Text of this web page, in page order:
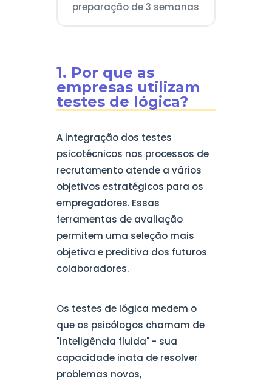
preparação de 3 semanas
1. Por que as
empresas utilizam
testes de lógica?
A integração dos testes
psicotécnicos nos processos de
recrutamento atende a vários
objetivos estratégicos para os
empregadores. Essas
ferramentas de avaliação
permitem uma seleção mais
objetiva e preditiva dos futuros
colaboradores.
Os testes de lógica medem o
que os psicólogos chamam de
"inteligência fluida" - sua
capacidade inata de resolver
problemas novos,